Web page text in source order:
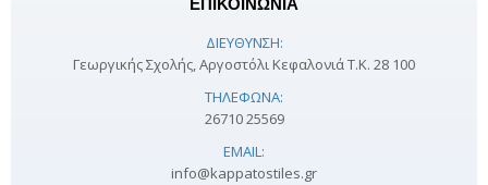
ΔΙΕΎΘΥΝΣΗ:
Γεωργικής Σχολής, Αργοστόλι Κεφαλονιά Τ.Κ. 28 100
ΤΗΛΈΦΩΝΑ:
26710 25569
EMAIL:
info@kappatostiles.gr